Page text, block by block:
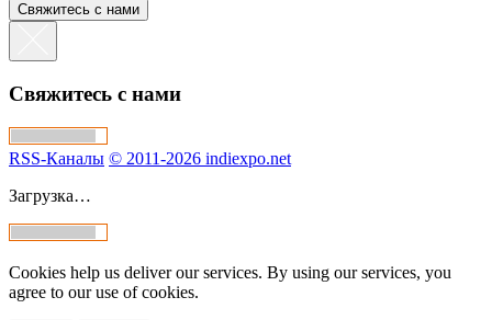
Свяжитесь с нами
Свяжитесь с нами
RSS-Каналы © 2011-2026 indiexpo.net
Загрузка…
Cookies help us deliver our services. By using our services, you
agree to our use of cookies.